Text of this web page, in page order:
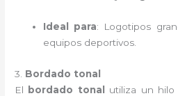
Ideal para: Logotipos
equipos deportivos.
3. Bordado tonal
El
bordado tonal utiliza un